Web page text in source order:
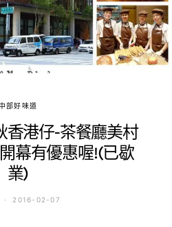
中部好味道
香港仔-茶餐廳美村
幕有優惠喔!(已歇
業)
2016-02-07